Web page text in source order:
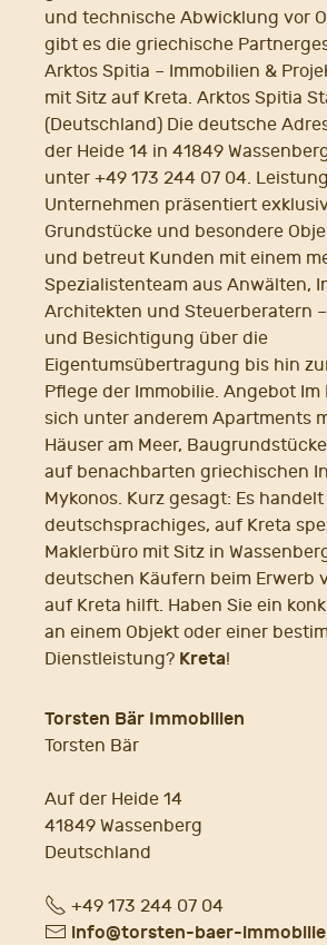
und technische Abwicklung vor
gibt es die griechische
Arktos Spitia – Immobilien &
mit Sitz auf Kreta. Arktos Spitia
(Deutschland) Die deutsche
der Heide 14 in 41849
unter +49 173 244 07 04.
Unternehmen präsentiert
Grundstücke und besondere
und betreut Kunden mit einem
Spezialistenteam aus Anwälten,
Architekten und Steuerberatern
und Besichtigung über die
Eigentumsübertragung bis hin
Pflege der Immobilie. Angebot
sich unter anderem Apartments
Häuser am Meer,
auf benachbarten griechischen
Mykonos. Kurz gesagt: Es
deutschsprachiges, auf Kreta
Maklerbüro mit Sitz in
deutschen Käufern beim Erwerb
auf Kreta hilft. Haben Sie ein
an einem Objekt oder einer
Dienstleistung? Kreta!
Torsten Bär Immobilien
Torsten Bär
Auf der Heide 14
41849 Wassenberg
Deutschland
Fon+49 173 244 07 04
E- info@torsten-baer-